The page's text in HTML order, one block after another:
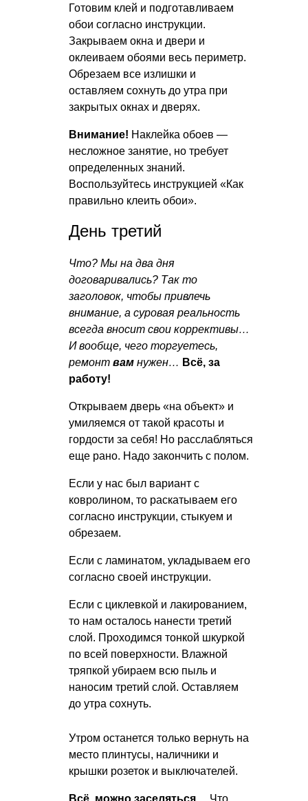
Готовим клей и подготавливаем
обои согласно инструкции.
Закрываем окна и двери и
оклеиваем обоями весь периметр.
Обрезаем все излишки и
оставляем сохнуть до утра при
закрытых окнах и дверях.
Внимание! Наклейка обоев —
несложное занятие, но требует
определенных знаний.
Воспользуйтесь инструкцией «Как
правильно клеить обои».
День третий
Что? Мы на два дня
договаривались? Так то
заголовок, чтобы привлечь
внимание, а суровая реальность
всегда вносит свои коррективы…
И вообще, чего торгуетесь,
ремонт вам нужен… Всё, за
работу!
Открываем дверь «на объект» и
умиляемся от такой красоты и
гордости за себя! Но расслабляться
еще рано. Надо закончить с полом.
Если у нас был вариант с
ковролином, то раскатываем его
согласно инструкции, стыкуем и
обрезаем.
Если с ламинатом, укладываем его
согласно своей инструкции.
Если с циклевкой и лакированием,
то нам осталось нанести третий
слой. Проходимся тонкой шкуркой
по всей поверхности. Влажной
тряпкой убираем всю пыль и
наносим третий слой. Оставляем
до утра сохнуть.
Утром останется только вернуть на
место плинтусы, наличники и
крышки розеток и выключателей.
Всё, можно заселяться… Что,